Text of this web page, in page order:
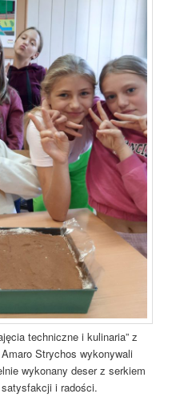
techniczne i kulinaria” z
Strychos wykonywali
wykonany deser z serkiem
i radości.